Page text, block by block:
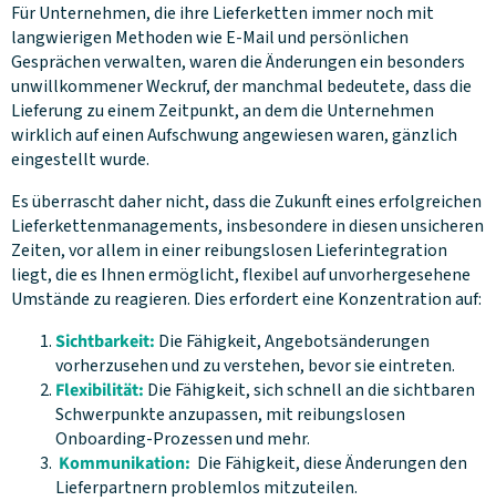
Für Unternehmen, die ihre Lieferketten immer noch mit
langwierigen Methoden wie E-Mail und persönlichen
Gesprächen verwalten, waren die Änderungen ein besonders
unwillkommener Weckruf, der manchmal bedeutete, dass die
Lieferung zu einem Zeitpunkt, an dem die Unternehmen
wirklich auf einen Aufschwung angewiesen waren, gänzlich
eingestellt wurde.
Es überrascht daher nicht, dass die Zukunft eines erfolgreichen
Lieferkettenmanagements, insbesondere in diesen unsicheren
Zeiten, vor allem in einer reibungslosen Lieferintegration
liegt, die es Ihnen ermöglicht, flexibel auf unvorhergesehene
Umstände zu reagieren. Dies erfordert eine Konzentration auf:
Sichtbarkeit: Die Fähigkeit, Angebotsänderungen
vorherzusehen und zu verstehen, bevor sie eintreten.
Flexibilität: Die Fähigkeit, sich schnell an die sichtbaren
Schwerpunkte anzupassen, mit reibungslosen
Onboarding-Prozessen und mehr.
Kommunikation: Die Fähigkeit, diese Änderungen den
Lieferpartnern problemlos mitzuteilen.